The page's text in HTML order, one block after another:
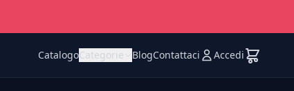
CatalogoCategorie BlogContattaci Accedi